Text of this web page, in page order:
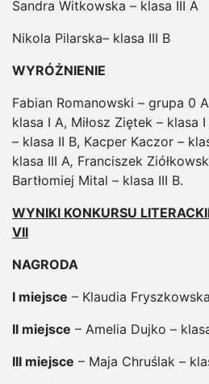
Sandra Witkowska – klasa III A
Nikola Pilarska– klasa III B
WYRÓŻNIENIE
Fabian Romanowski – grupa 0
klasa I A, Miłosz Ziętek – klasa
– klasa II B, Kacper Kaczor –
klasa III A, Franciszek
Bartłomiej Mital – klasa III B.
WYNIKI KONKURSU
VII
NAGRODA
I miejsce – Klaudia
II miejsce – Amelia Dujko –
III miejsce – Maja Chruślak –